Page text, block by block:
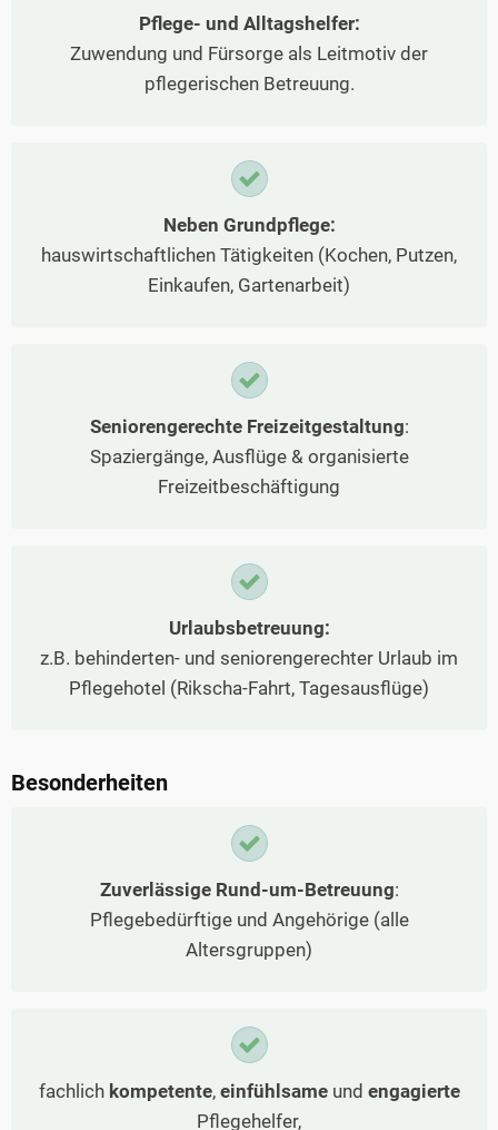
Pflege- und Alltagshelfer:
Zuwendung und Fürsorge als Leitmotiv der
pflegerischen Betreuung.
Neben Grundpflege:
hauswirtschaftlichen Tätigkeiten (Kochen, Putzen,
Einkaufen, Gartenarbeit)
Seniorengerechte Freizeitgestaltung:
Spaziergänge, Ausflüge & organisierte
Freizeitbeschäftigung
Urlaubsbetreuung:
z.B. behinderten- und seniorengerechter Urlaub im
Pflegehotel (Rikscha-Fahrt, Tagesausflüge)
Besonderheiten
Zuverlässige Rund-um-Betreuung:
Pflegebedürftige und Angehörige (alle
Altersgruppen)
fachlich kompetente, einfühlsameund engagierte
Pflegehelfer,